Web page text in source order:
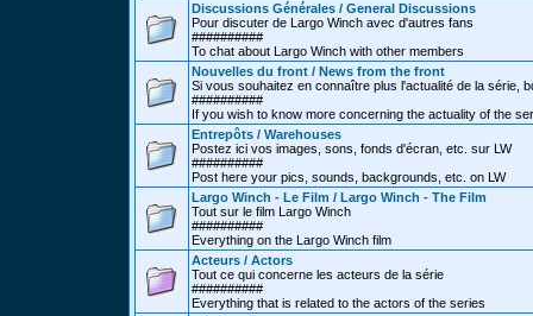
Discussions Générales / General Discussions
Pour discuter de Largo Winch avec d'autres fans
##########
To chat about Largo Winch with other members
Nouvelles du front / News from the front
Si vous souhaitez en connaître plus l'actualité de la série,
##########
If you wish to know more concerning the actuality of the
Entrepôts / Warehouses
Postez ici vos images, sons, fonds d'écran, etc. sur LW
##########
Post here your pics, sounds, backgrounds, etc. on LW
Largo Winch - Le Film / Largo Winch - The Film
Tout sur le film Largo Winch
##########
Everything on the Largo Winch film
Acteurs / Actors
Tout ce qui concerne les acteurs de la série
##########
Everything that is related to the actors of the series